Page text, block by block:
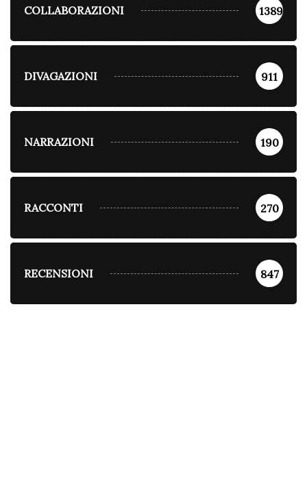
COLLABORAZIONI 1389
DIVAGAZIONI 911
NARRAZIONI 190
RACCONTI 270
RECENSIONI 847